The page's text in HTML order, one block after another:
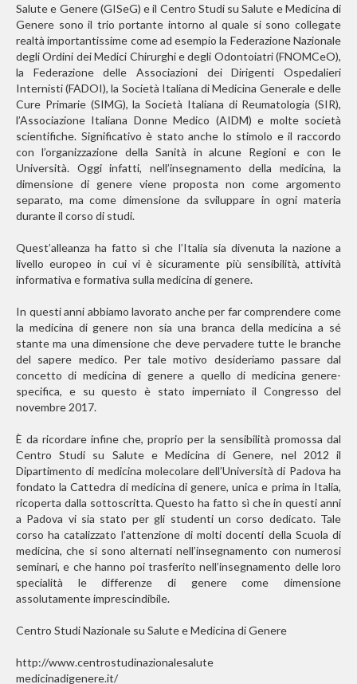
Salute e Genere (GISeG) e il Centro Studi su Salute e Medicina di
Genere sono il trio portante intorno al quale si sono collegate
realtà importantissime come ad esempio la Federazione Nazionale
degli Ordini dei Medici Chirurghi e degli Odontoiatri (FNOMCeO),
la Federazione delle Associazioni dei Dirigenti Ospedalieri
Internisti (FADOI), la Società Italiana di Medicina Generale e delle
Cure Primarie (SIMG), la Società Italiana di Reumatologia (SIR),
l’Associazione Italiana Donne Medico (AIDM) e molte società
scientifiche. Significativo è stato anche lo stimolo e il raccordo
con l’organizzazione della Sanità in alcune Regioni e con le
Università. Oggi infatti, nell’insegnamento della medicina, la
dimensione di genere viene proposta non come argomento
separato, ma come dimensione da sviluppare in ogni materia
durante il corso di studi.
Quest’alleanza ha fatto sì che l’Italia sia divenuta la nazione a
livello europeo in cui vi è sicuramente più sensibilità, attività
informativa e formativa sulla medicina di genere.
In questi anni abbiamo lavorato anche per far comprendere come
la medicina di genere non sia una branca della medicina a sé
stante ma una dimensione che deve pervadere tutte le branche
del sapere medico. Per tale motivo desideriamo passare dal
concetto di medicina di genere a quello di medicina genere-
specifica, e su questo è stato imperniato il Congresso del
novembre 2017.
È da ricordare infine che, proprio per la sensibilità promossa dal
Centro Studi su Salute e Medicina di Genere, nel 2012 il
Dipartimento di medicina molecolare dell’Università di Padova ha
fondato la Cattedra di medicina di genere, unica e prima in Italia,
ricoperta dalla sottoscritta. Questo ha fatto sì che in questi anni
a Padova vi sia stato per gli studenti un corso dedicato. Tale
corso ha catalizzato l’attenzione di molti docenti della Scuola di
medicina, che si sono alternati nell’insegnamento con numerosi
seminari, e che hanno poi trasferito nell’insegnamento delle loro
specialità le differenze di genere come dimensione
assolutamente imprescindibile.
Centro Studi Nazionale su Salute e Medicina di Genere
http://www.centrostudinazionalesalute
medicinadigenere.it/